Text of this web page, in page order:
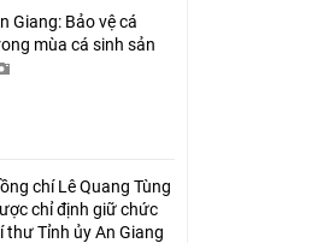
Giang: Bảo vệ cá
mùa cá sinh sản
chí Lê Quang Tùng
chỉ định giữ chức
thư Tỉnh ủy An Giang